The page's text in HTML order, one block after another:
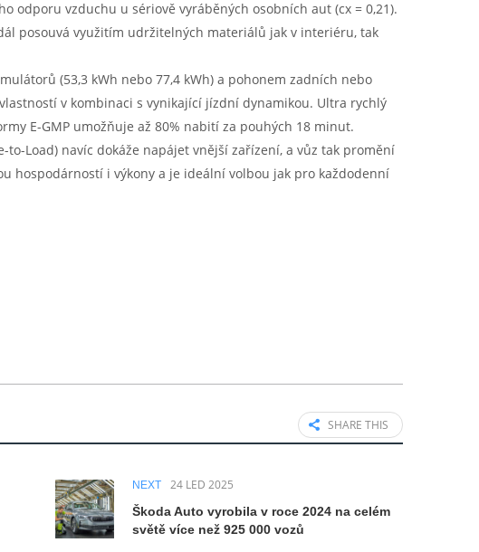
odporu vzduchu u sériově vyráběných osobních aut (cx = 0,21).
posouvá využitím udržitelných materiálů jak v interiéru, tak
(53,3 kWh nebo 77,4 kWh) a pohonem zadních nebo
v kombinaci s vynikající jízdní dynamikou. Ultra rychlý
E-GMP umožňuje až 80% nabití za pouhých 18 minut.
Load) navíc dokáže napájet vnější zařízení, a vůz tak promění
hospodárností i výkony a je ideální volbou jak pro každodenní
SHARE THIS
NEXT 24 LED 2025
Škoda Auto vyrobila v roce 2024 na celém
světě více než 925 000 vozů